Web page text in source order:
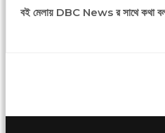
বই মেলায় DBC News র সাথে কথা